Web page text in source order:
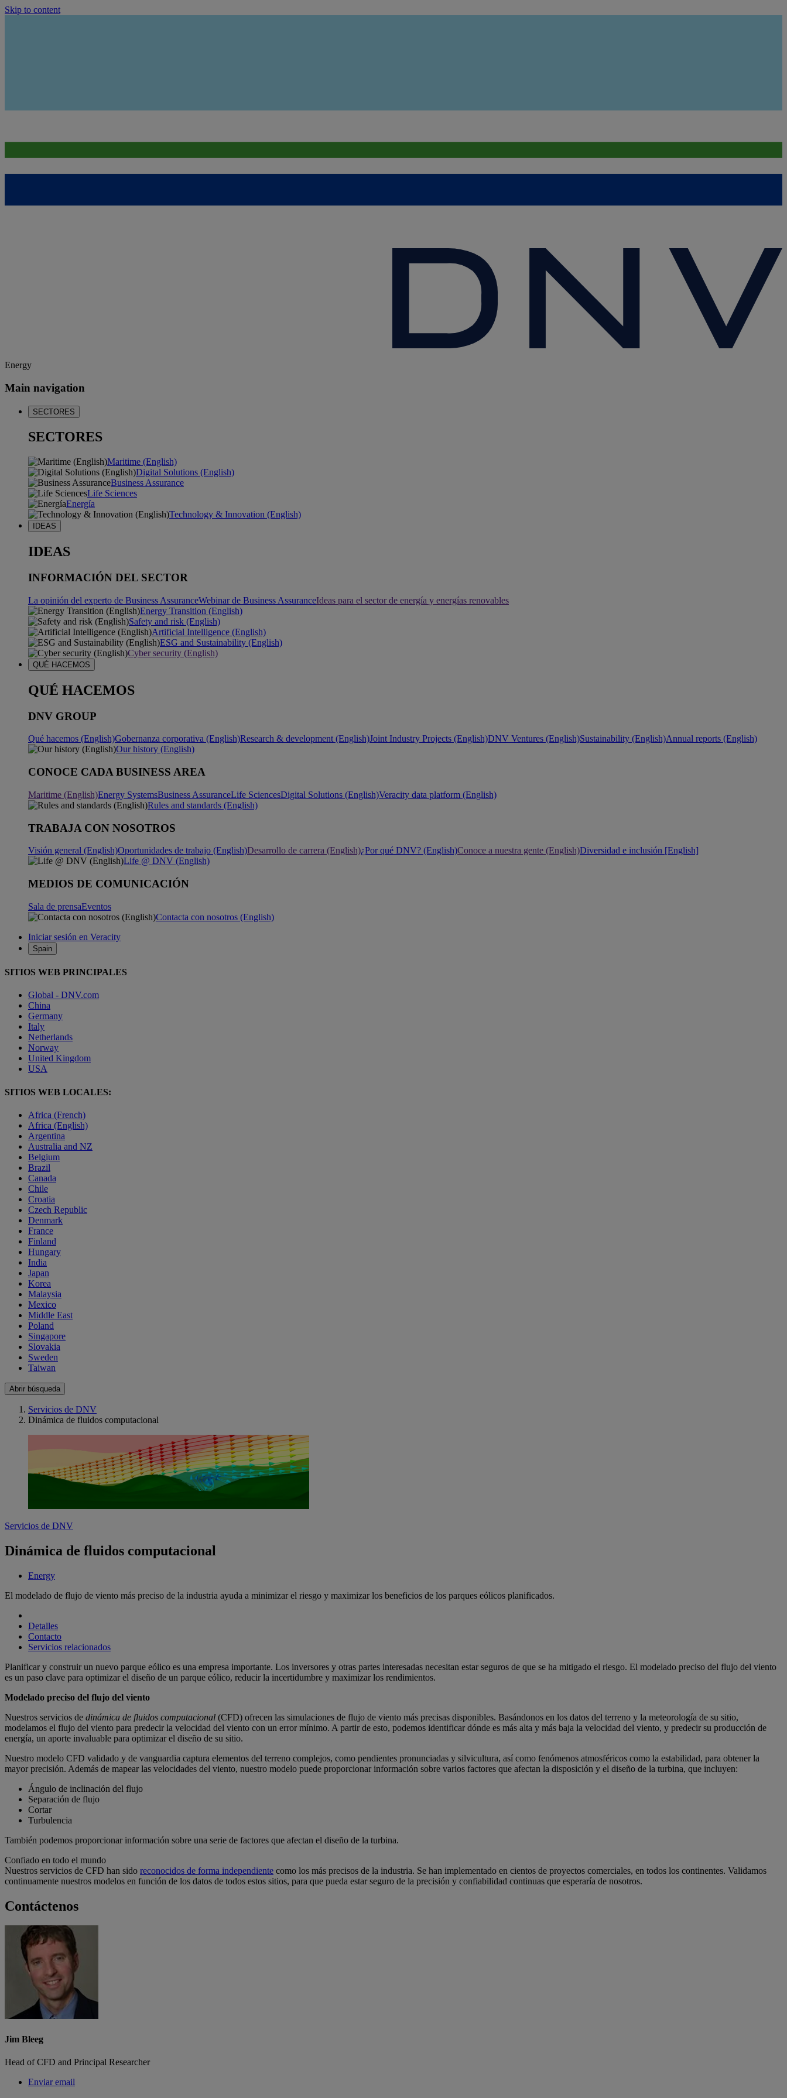
Skip to content
Energy
Main navigation
SECTORES
SECTORES
Maritime (English)
Digital Solutions (English)
Business Assurance
Life Sciences
Energía
Technology & Innovation (English)
IDEAS
IDEAS
INFORMACIÓN DEL SECTOR
La opinión del experto de Business AssuranceWebinar de Business AssuranceIdeas para el sector de energía y energías renovables
Energy Transition (English)
Safety and risk (English)
Artificial Intelligence (English)
ESG and Sustainability (English)
Cyber security (English)
QUÉ HACEMOS
QUÉ HACEMOS
DNV GROUP
Qué hacemos (English)Gobernanza corporativa (English)Research & development (English)Joint Industry Projects (English)DNV Ventures (English)Sustainability (English)Annual reports (English)
Our history (English)
CONOCE CADA BUSINESS AREA
Maritime (English)Energy SystemsBusiness AssuranceLife SciencesDigital Solutions (English)Veracity data platform (English)
Rules and standards (English)
TRABAJA CON NOSOTROS
Visión general (English)Oportunidades de trabajo (English)Desarrollo de carrera (English)¿Por qué DNV? (English)Conoce a nuestra gente (English)Diversidad e inclusión [English]
Life @ DNV (English)
MEDIOS DE COMUNICACIÓN
Sala de prensaEventos
Contacta con nosotros (English)
Iniciar sesión en Veracity
Spain
SITIOS WEB PRINCIPALES
Global - DNV.com
China
Germany
Italy
Netherlands
Norway
United Kingdom
USA
SITIOS WEB LOCALES:
Africa (French)
Africa (English)
Argentina
Australia and NZ
Belgium
Brazil
Canada
Chile
Croatia
Czech Republic
Denmark
France
Finland
Hungary
India
Japan
Korea
Malaysia
Mexico
Middle East
Poland
Singapore
Slovakia
Sweden
Taiwan
Abrir búsqueda
Servicios de DNV
Dinámica de fluidos computacional
Servicios de DNV
Dinámica de fluidos computacional
Energy
El modelado de flujo de viento más preciso de la industria ayuda a minimizar el riesgo y maximizar los beneficios de los parques eólicos planificados.
Detalles
Contacto
Servicios relacionados
Planificar y construir un nuevo parque eólico es una empresa importante. Los inversores y otras partes interesadas necesitan estar seguros de que se ha mitigado el riesgo. El modelado preciso del flujo del viento
es un paso clave para optimizar el diseño de un parque eólico, reducir la incertidumbre y maximizar los rendimientos.
Modelado preciso del flujo del viento
Nuestros servicios de dinámica de fluidos computacional (CFD) ofrecen las simulaciones de flujo de viento más precisas disponibles. Basándonos en los datos del terreno y la meteorología de su sitio,
modelamos el flujo del viento para predecir la velocidad del viento con un error mínimo. A partir de esto, podemos identificar dónde es más alta y más baja la velocidad del viento, y predecir su producción de
energía, un aporte invaluable para optimizar el diseño de su sitio.
Nuestro modelo CFD validado y de vanguardia captura elementos del terreno complejos, como pendientes pronunciadas y silvicultura, así como fenómenos atmosféricos como la estabilidad, para obtener la
mayor precisión. Además de mapear las velocidades del viento, nuestro modelo puede proporcionar información sobre varios factores que afectan la disposición y el diseño de la turbina, que incluyen:
Ángulo de inclinación del flujo
Separación de flujo
Cortar
Turbulencia
También podemos proporcionar información sobre una serie de factores que afectan el diseño de la turbina.
Confiado en todo el mundo
Nuestros servicios de CFD han sido reconocidos de forma independiente como los más precisos de la industria. Se han implementado en cientos de proyectos comerciales, en todos los continentes. Validamos
continuamente nuestros modelos en función de los datos de todos estos sitios, para que pueda estar seguro de la precisión y confiabilidad continuas que esperaría de nosotros.
Contáctenos
Jim Bleeg
Head of CFD and Principal Researcher
Enviar email